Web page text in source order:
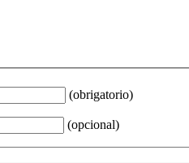
(obrigatorio)
(opcional)